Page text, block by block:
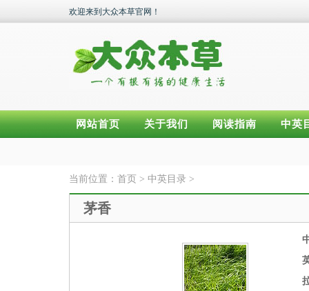
欢迎来到大众本草官网！
网站首页 关于我们 阅读指南 中英
当前位置： 首页 > 中英目录 >
茅香